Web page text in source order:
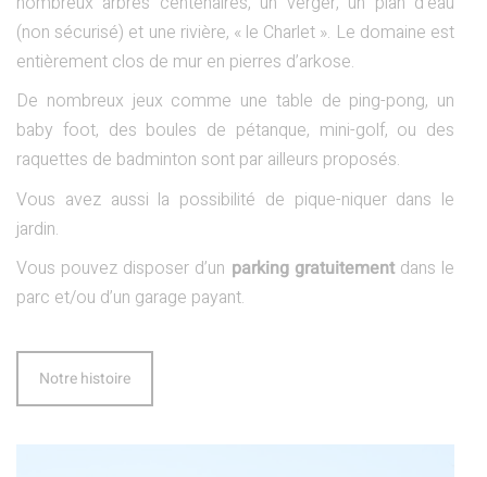
(non sécurisé) et une rivière, « le Charlet ». Le domaine est
entièrement clos de mur en pierres d’arkose.
De nombreux jeux comme une table de ping-pong, un
baby foot, des boules de pétanque, mini-golf, ou des
raquettes de badminton sont par ailleurs proposés.
Vous avez aussi la possibilité de pique-niquer dans le
jardin.
Vous pouvez disposer d’un parking gratuitementdans le
parc et/ou d’un garage payant.
Notre histoire